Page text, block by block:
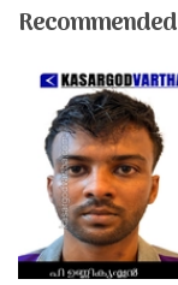
Recommended